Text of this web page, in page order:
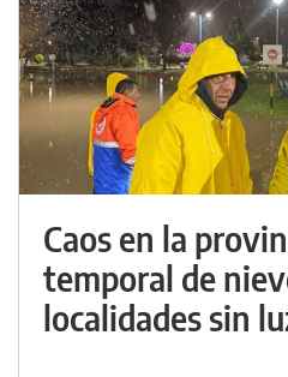
Caos en la
temporal de
localidades sin